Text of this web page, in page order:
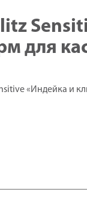
для
«Индейка и